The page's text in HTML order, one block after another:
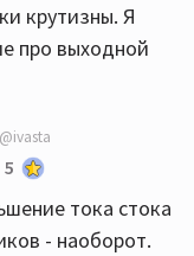
крутизны. Я
про выходной
@ivasta
5
тока стока
- наоборот.